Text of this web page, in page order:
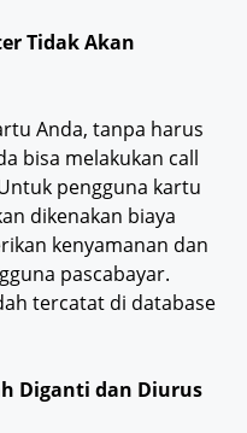
Tidak Akan
Anda, tanpa harus
bisa melakukan call
pengguna kartu
dikenakan biaya
kenyamanan dan
pascabayar.
tercatat di database
Diganti dan Diurus